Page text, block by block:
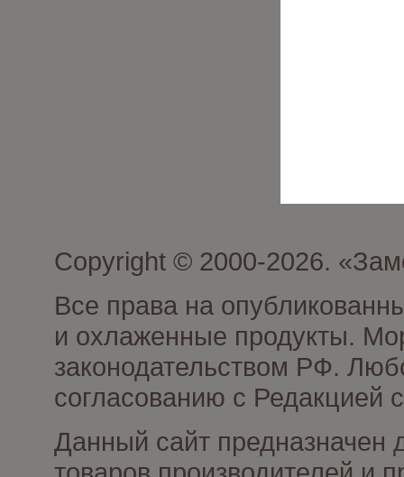
Copyright © 2000-2026.
Все права на
и охлаженные продукты.
законодательством РФ.
согласованию с Редакцией
Данный сайт предназначен